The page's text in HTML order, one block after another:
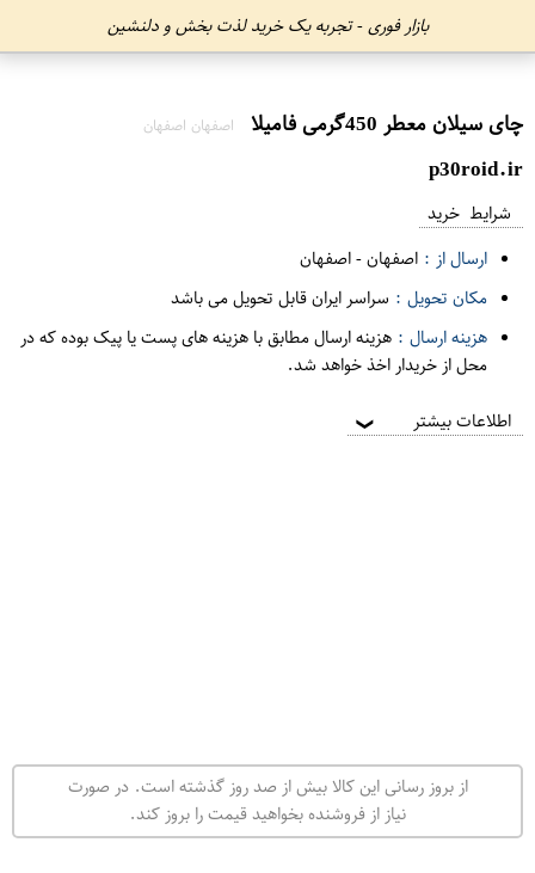
بازار فوری - تجربه یک خرید لذت بخش و دلنشین
چای سیلان معطر 450گرمی فامیلا اصفهان اصفهان
p30roid.ir
شرایط خرید
ارسال از : اصفهان-اصفهان
مکان تحویل : سراسر ایران قابل تحویل می باشد
هزینه ارسال : هزینه ارسال مطابق با هزینه های پست یا پیک بوده که در
محل از خریدار اخذ خواهد شد.
اطلاعات بیشتر ❯
از بروز رسانی این کالا بیش از صد روز گذشته است. در صورت
نیاز از فروشنده بخواهید قیمت را بروز کند.